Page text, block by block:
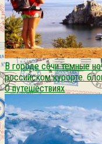
В городе сочи темные
российском курорте.
О путешествиях